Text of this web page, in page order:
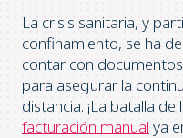
La crisis sanitaria, y
confinamiento, se ha
contar con
para asegurar la
distancia. ¡La batalla de
facturación manual ya